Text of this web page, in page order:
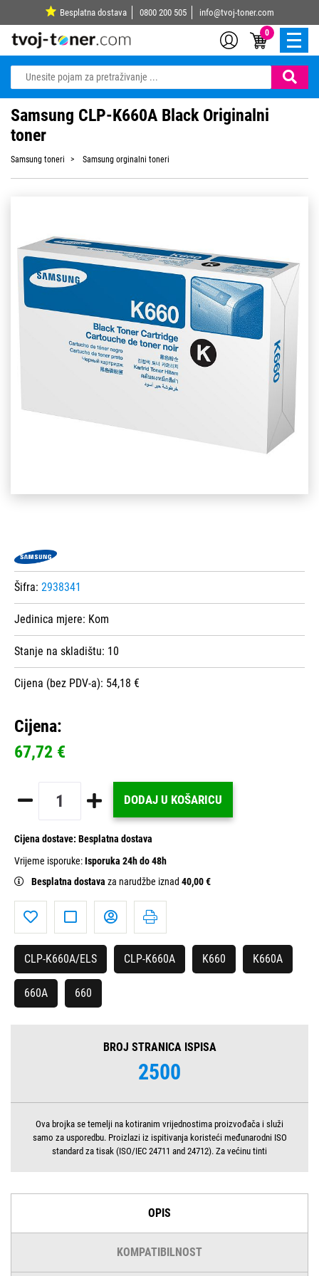
Besplatna dostava 0800 200 505 info@tvoj-toner.com
0
Samsung CLP-K660A Black Originalni
toner
Samsung toneri Samsung orginalni toneri
Šifra: 2938341
Jedinica mjere: Kom
Stanje na skladištu: 10
Cijena (bez PDV-a): 54,18 €
Cijena:
67,72 €
DODAJ U KOŠARICU
Cijena dostave: Besplatna dostava
Vrijeme isporuke:Isporuka 24h do 48h
Besplatna dostava za narudžbe iznad 40,00 €
CLP-K660A/ELS CLP-K660A K660 K660A
660A 660
BROJ STRANICA ISPISA
2500
Ova brojka se temelji na kotiranim vrijednostima proizvođača i služi
samo za usporedbu. Proizlazi iz ispitivanja koristeći međunarodni ISO
standard za tisak (ISO/IEC 24711 and 24712). Za većinu tinti
OPIS
KOMPATIBILNOST